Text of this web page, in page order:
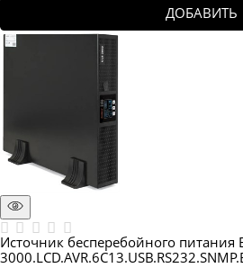
ДОБАВИТЬ
Источник бесперебойного питания